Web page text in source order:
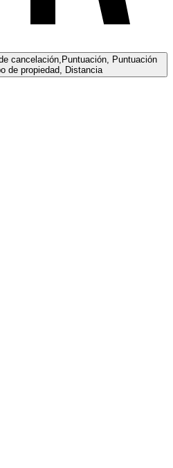
cancelación,Puntuación, Puntuación
de propiedad, Distancia